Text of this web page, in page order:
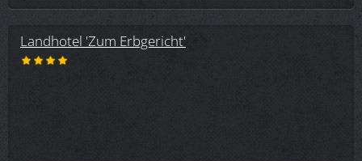
Landhotel 'Zum Erbgericht'